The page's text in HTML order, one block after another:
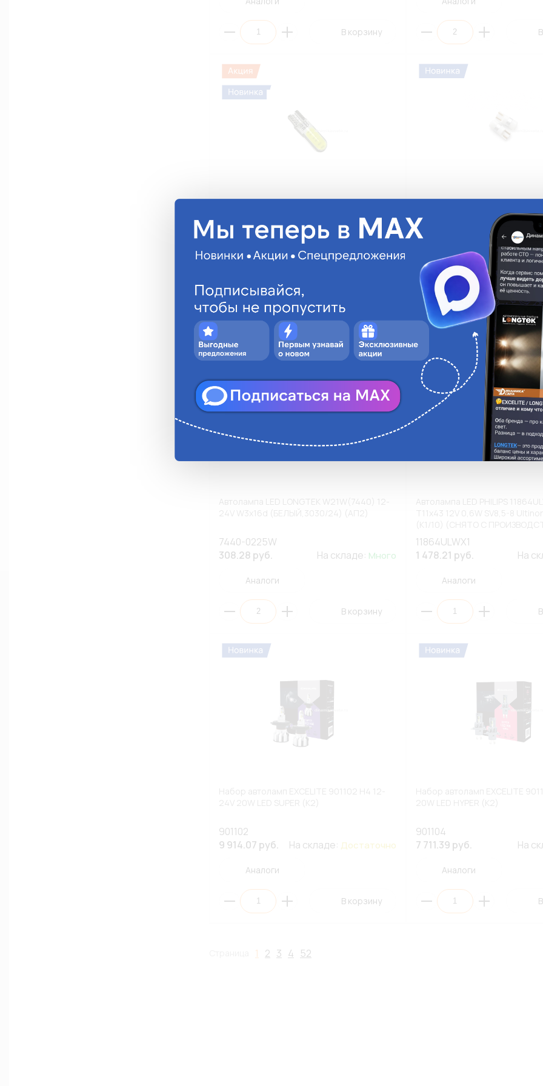
В корзину
W5W(T10) 12V 0,66W W2,1x9,5d Silicone
White (ПЭ10)
T10-0040W
На складе:
Аналоги
В корзину
Автолампа LED LONGTEK
W5W(T10) 12-24V 0,7W
(БЕЛЫЙ, 3030/1) (АП2)
T10-0225W
163.65 руб.
На
Аналоги
Автолампа LED LONGTEK W21W(7440) 12-
24V W3x16d (БЕЛЫЙ,3030/24) (АП2)
7440-0225W
308.28 руб.
На складе: Много
Аналоги
В корзину
Автолампа LED PHILIPS
T11x43 12V 0,6W SV8,5-8
11864ULWX1
1 478.21 руб.
На
Аналоги
901102
9 914.07 руб.
На складе: Достаточно
Аналоги
В корзину
901104
7 711.39 руб.
На
Аналоги
1 2 3 4 52